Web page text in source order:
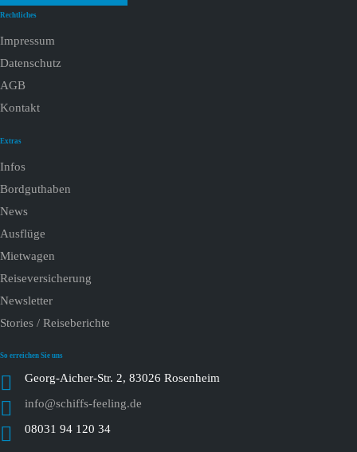
Rechtliches
Impressum
Datenschutz
AGB
Kontakt
Extras
Infos
Bordguthaben
News
Ausflüge
Mietwagen
Reiseversicherung
Newsletter
Stories / Reiseberichte
So erreichen Sie uns
Georg-Aicher-Str. 2, 83026 Rosenheim
info@schiffs-feeling.de
08031 94 120 34